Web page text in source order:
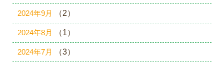
2024年9月 （2）
2024年8月 （1）
2024年7月 （3）